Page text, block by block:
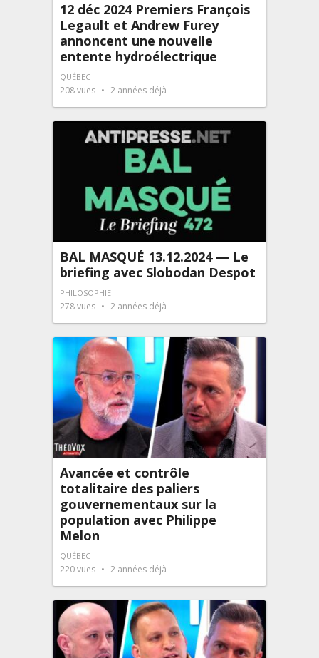
12 déc 2024 Premiers François
Legault et Andrew Furey
annoncent une nouvelle
entente hydroélectrique
QUÉBEC
208vues 2 années déjà
BAL MASQUÉ 13.12.2024 — Le
briefing avec Slobodan Despot
PHILOSOPHIE
278vues 2 années déjà
Avancée et contrôle
totalitaire des paliers
gouvernementaux sur la
population avec Philippe
Melon
QUÉBEC
220vues 2 années déjà